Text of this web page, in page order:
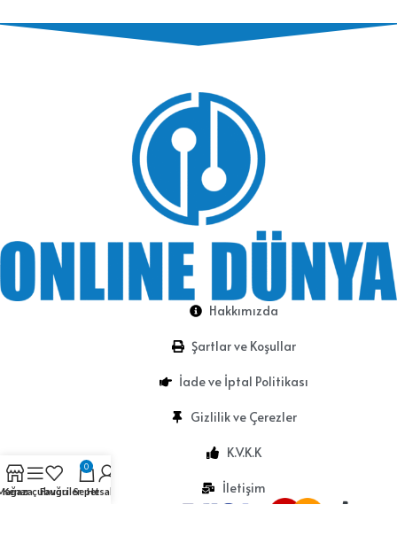
Hakkımızda
Şartlar ve Koşullar
İade ve İptal Politikası
Gizlilik ve Çerezler
K.V.K.K
İletişim
Kenar çubuğu
Favoriler
0
SepetHesabım